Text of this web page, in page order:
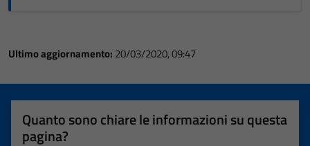
Ultimo aggiornamento: 20/03/2020, 09:47
Quanto sono chiare le informazioni su questa
pagina?